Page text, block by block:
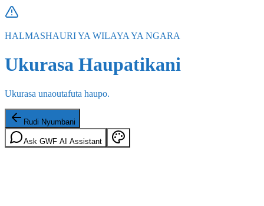
HALMASHAURI YA WILAYA YA NGARA
Ukurasa Haupatikani
Ukurasa unaoutafuta haupo.
Rudi Nyumbani
Ask GWF AI Assistant